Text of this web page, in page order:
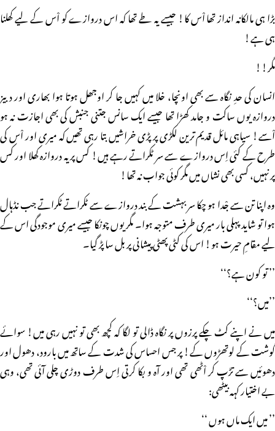
بڑا ہی مالکانہ انداز تھا اْس کا! جیسے یہ طے تھا کہ اس دروازے کو اْس کے لیے کھلنا
ہی ہے!
مگر!!
انسان کی حدِ نگاہ سے بھی اونچا، خلا میں کہیں جا کر اوجھل ہوتا ہوا بھاری اور دبیز
دروازہ یوں ساکت و جامد کھڑا تھا جیسے ایک سانس جتنی جنبش کی بھی اجازت نہ ہو
اْسے! سیاہی مائل قدیم ترین لکڑی پر پڑی خراشیں بتا رہی تھیں کہ میری اور اْس کی
طرح کے کئی اِس دروازے سے سر ٹکراتے رہے ہیں! کس پر یہ دروازہ کھلا اور کس
پر نہیں، کسی بھی نشاں میں مگر کوئی جواب نہ تھا!
وہ اپنا تن سے جْدا ہو چکا سر بہشت کے بند دروازے سے ٹکراتے ٹکراتے جب نڈہال
ہوا تو شاید پہلی بار میری طرف متوجہ ہوا۔ مگر یوں چونکا جیسے میری موجودگی اس کے
لیے مقامِ حیرت ہو! اس کی کٹی پھٹی پیشانی پر بل سا پڑ گیا۔
’’ تو کون ہے؟‘‘
’’میں؟‘‘
میں نے اپنے کٹ چکے پرزوں پر نگاہ ڈالی تو لگا کہ کچھ بھی تو نہیں رہی میں! سوائے
گوشت کے لوتھڑوں کے! پر جس احساس کی شدت کے ساتھ میں بارود، دھول اور
دھوئیں سے تڑپ کر اْٹھی تھی اور آہ و بکا کرتی اِس طرف دوڑی چلی آئی تھی، وہی
بے اختیار کہہ بیٹھی:
’’ میں ایک ماں ہوں ‘‘